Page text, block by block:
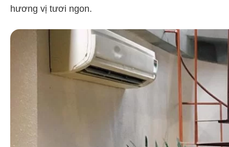
hương vị tươi ngon.